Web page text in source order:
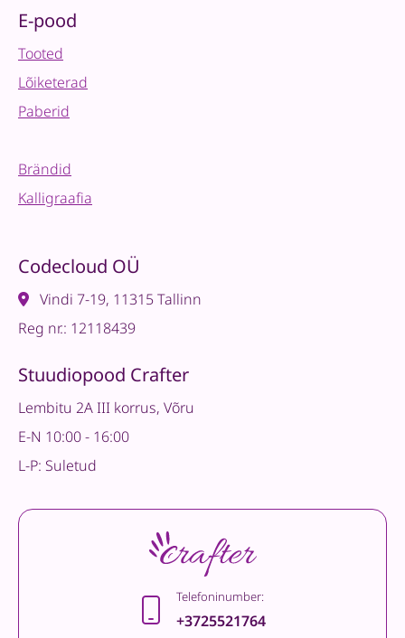
E-pood
Tooted
Lõiketerad
Paberid
Brändid
Kalligraafia
Codecloud OÜ
Vindi 7-19, 11315 Tallinn
Reg nr.: 12118439
Stuudiopood Crafter
Lembitu 2A III korrus, Võru
E-N 10:00 - 16:00
L-P: Suletud
Telefoninumber:
+3725521764